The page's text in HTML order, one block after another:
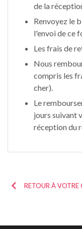
de la
Renvoyez le
l'envoi de ce
Les frais de
Nous
compris les
cher).
Le
jours suivant
réception du
RETOUR À VOTRE